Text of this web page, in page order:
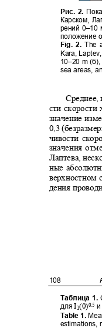
Рис. 2.
Карском,
рений 0–10
положение
Fig. 2.The
Kara,
10–20 m (б
sea areas,
Среднее,
сти скорости
значение
0,3
чивости
значения
Лаптева,
ные
дения
108
Таблица 1.
дляI 1(0)0.5 и
Table 1.
estimations,